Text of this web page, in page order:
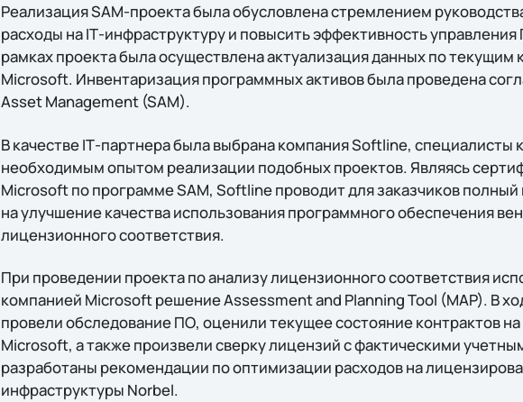
Реализация SAM-проекта была обусловлена стремлением
расходы на IТ-инфраструктуру и повысить эффективность
рамках проекта была осуществлена актуализация данных по текущим
Microsoft. Инвентаризация программных активов была проведена
Asset Management (SAM).
В качестве IТ-партнера была выбрана компания Softline, специалисты
необходимым опытом реализации подобных проектов. Являясь
Microsoft по программе SAM, Softline проводит для заказчиков
на улучшение качества использования программного обеспечения
лицензионного соответствия.
При проведении проекта по анализу лицензионного соответствия
компанией Microsoft решение Assessment and Planning Tool (MAP). В
провели обследование ПО, оценили текущее состояние контрактов
Microsoft, а также произвели сверку лицензий с фактическими
разработаны рекомендации по оптимизации расходов на
инфраструктуры Norbel.